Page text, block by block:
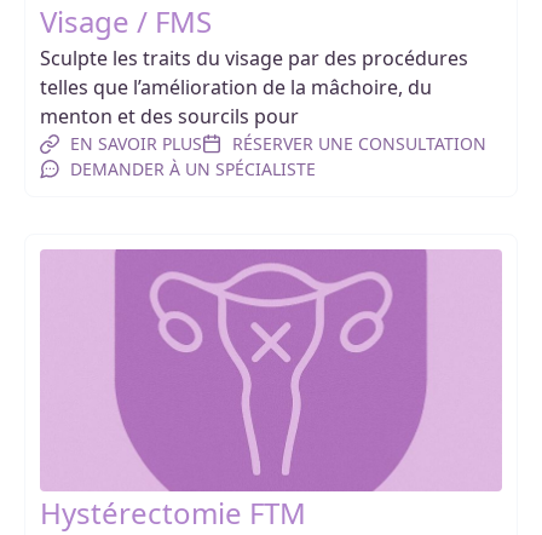
Visage / FMS
Sculpte les traits du visage par des procédures
telles que l’amélioration de la mâchoire, du
menton et des sourcils pour
EN SAVOIR PLUS
RÉSERVER UNE CONSULTATION
DEMANDER À UN SPÉCIALISTE
Hystérectomie FTM